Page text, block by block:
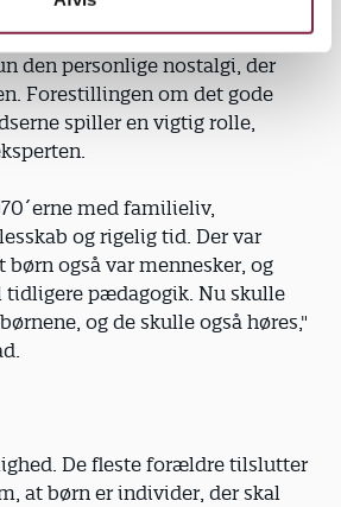
Anne Glad.
den personlige nostalgi, der
Forestillingen om det gode
spiller en vigtig rolle,
med familieliv,
og rigelig tid. Der var
børn også var mennesker, og
tidligere pædagogik. Nu skulle
og de skulle også høres,"
De fleste forældre tilslutter
at børn er individer, der skal